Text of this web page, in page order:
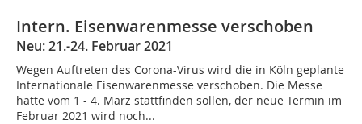
Intern. Eisenwarenmesse verschoben
Neu: 21.-24. Februar 2021
Wegen Auftreten des Corona-Virus wird die in Köln geplante
Internationale Eisenwarenmesse verschoben. Die Messe
hätte vom 1 - 4. März stattfinden sollen, der neue Termin im
Februar 2021 wird noch...